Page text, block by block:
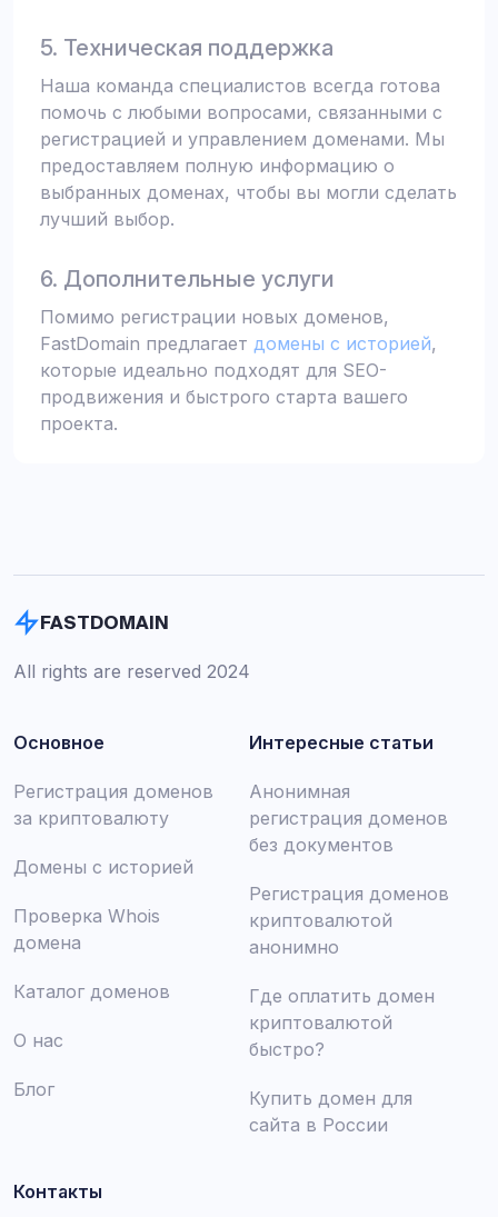
5. Техническая поддержка
Наша команда специалистов всегда готова
помочь с любыми вопросами, связанными с
регистрацией и управлением доменами. Мы
предоставляем полную информацию о
выбранных доменах, чтобы вы могли сделать
лучший выбор.
6. Дополнительные услуги
Помимо регистрации новых доменов,
FastDomain предлагает домены с историей,
которые идеально подходят для SEO-
продвижения и быстрого старта вашего
проекта.
FASTDOMAIN
All rights are reserved 2024
Основное
Регистрация доменов
за криптовалюту
Домены с историей
Проверка Whois
домена
Каталог доменов
О нас
Блог
Интересные статьи
Анонимная
регистрация доменов
без документов
Регистрация доменов
криптовалютой
анонимно
Где оплатить домен
криптовалютой
быстро?
Купить домен для
сайта в России
Контакты